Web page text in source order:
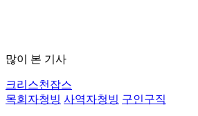
많이 본 기사
크리스천잡스
목회자청빙 사역자청빙 구인구직